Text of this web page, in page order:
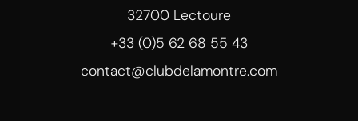
32700 Lectoure
+33 (0)5 62 68 55 43
contact@clubdelamontre.com